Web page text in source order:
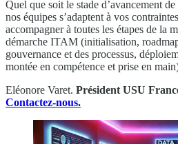
Quel que soit le stade d’avancement
nos équipes s’adaptent à vos
accompagner à toutes les étapes de la
démarche ITAM (initialisation,
gouvernance et des processus,
montée en compétence et prise en
Eléonore Varet. Président USU
Contactez-nous.